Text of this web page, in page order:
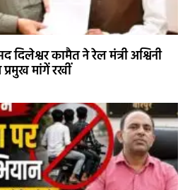
कामैत ने रेल मंत्री अश्विनी
मांगें रखीं